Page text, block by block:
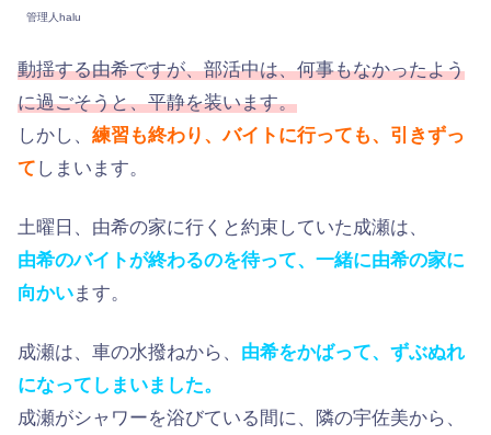
管理人halu
動揺する由希ですが、部活中は、何事もなかったよう
に過ごそうと、平静を装います。
しかし、 練習も終わり、バイトに行っても、引きずっ
て しまいます。
土曜日、由希の家に行くと約束していた成瀬は、
由希のバイトが終わるのを待って、一緒に由希の家に
向かいます。
成瀬は、車の水撥ねから、 由希をかばって、ずぶぬれ
になってしまいました。
成瀬がシャワーを浴びている間に、隣の宇佐美から、